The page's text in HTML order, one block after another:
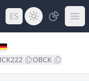
ES
OBCK